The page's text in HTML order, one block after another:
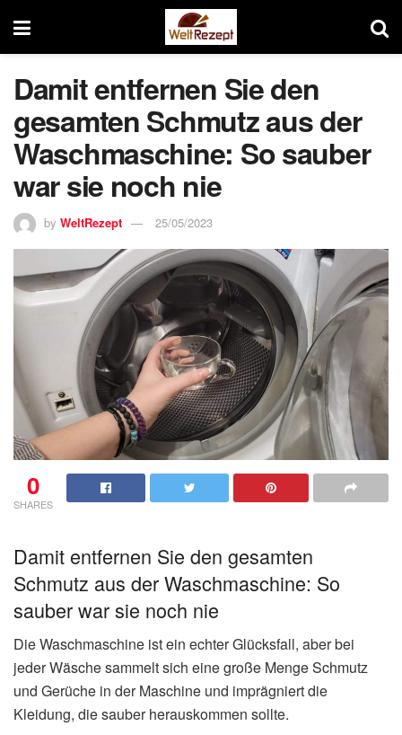
Damit entfernen Sie den
gesamten Schmutz aus der
Waschmaschine: So sauber
war sie noch nie
by WeltRezept 25/05/2023
0
SHARES
Damit entfernen Sie den gesamten
Schmutz aus der Waschmaschine: So
sauber war sie noch nie
Die Waschmaschine ist ein echter Glücksfall, aber bei
jeder Wäsche sammelt sich eine große Menge Schmutz
und Gerüche in der Maschine und imprägniert die
Kleidung, die sauber herauskommen sollte.